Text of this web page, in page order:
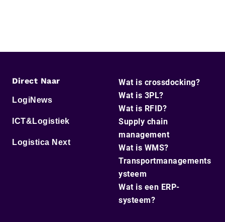
Direct Naar
LogiNews
ICT&Logistiek
Logistica Next
Wat is crossdocking?
Wat is 3PL?
Wat is RFID?
Supply chain
management
Wat is WMS?
Transportmanagements
ysteem
Wat is een ERP-
systeem?